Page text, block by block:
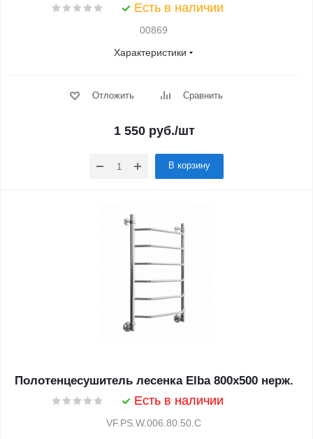
Есть в наличии
00869
Характеристики
Отложить Сравнить
1 550руб./шт
В корзину
Полотенцесушитель лесенка Elba 800х500 нерж.
Есть в наличии
VF.PS.W.006.80.50.C